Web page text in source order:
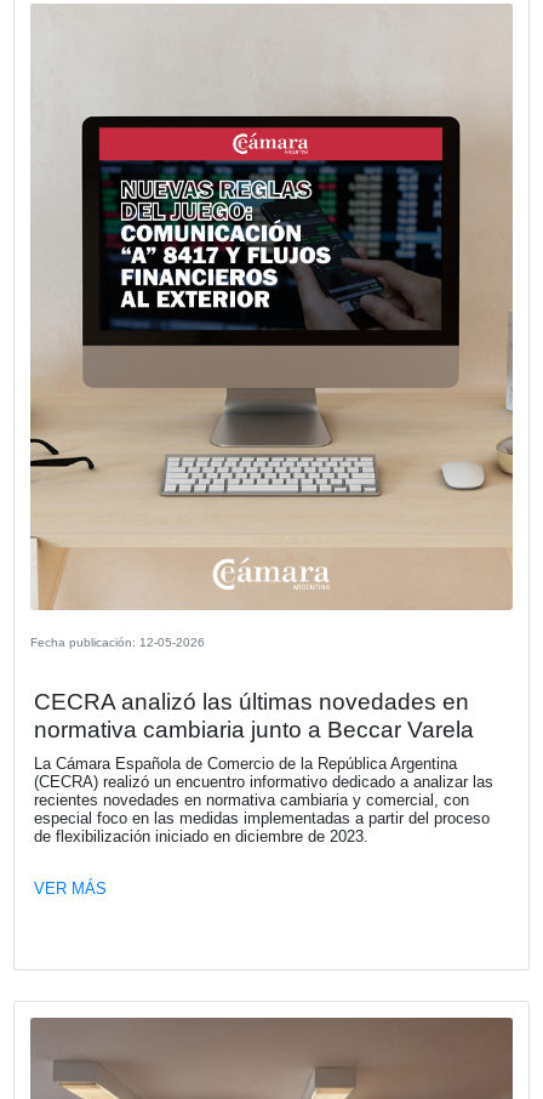
VER MÁS
Fecha publicación: 16-06-2026
CECRA Delegación Mar del Plata –
Conferencia “Ley de Modernización
principales cambios e impacto
relaciones de trabajo”
para socios e invitados especiales, que contó con la
VER MÁS